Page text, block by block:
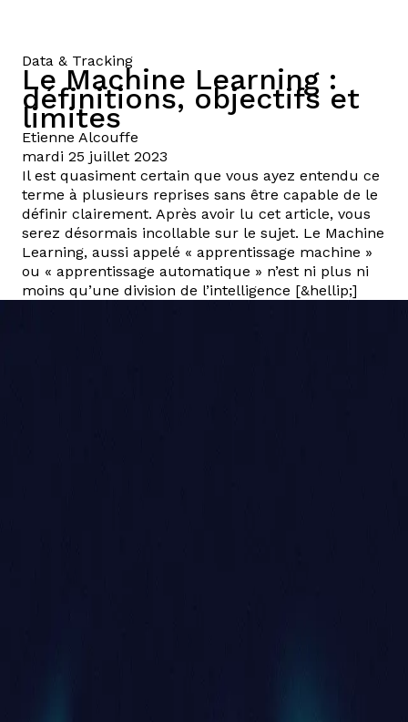
Data & Tracking
Le Machine Learning :
définitions, objectifs et
limites
Etienne Alcouffe
mardi 25 juillet 2023
Il est quasiment certain que vous ayez entendu ce
terme à plusieurs reprises sans être capable de le
définir clairement. Après avoir lu cet article, vous
serez désormais incollable sur le sujet. Le Machine
Learning, aussi appelé « apprentissage machine »
ou « apprentissage automatique » n’est ni plus ni
moins qu’une division de l’intelligence [&hellip;]